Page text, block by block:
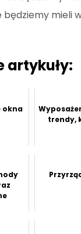
będziemy mieli
artykuły:
okna
trendy,